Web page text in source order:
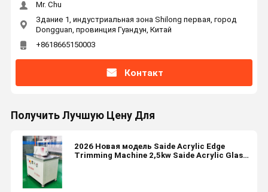
Mr. Chu
Здание 1, индустриальная зона Shilong первая, город
Dongguan, провинция Гуандун, Китай
+8618665150003
Контакт
Получить Лучшую Цену Для
2026 Новая модель Saide Acrylic Edge
Trimming Machine 2,5kw Saide Acrylic Glass